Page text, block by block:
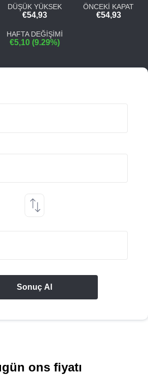
DÜŞÜK YÜKSEK
€54,93
ÖNCEKİ KAPAT
€54,93
HAFTA DEĞİŞİMİ
€5,10 (9.29%)
Sonuç Al
ons fiyatı